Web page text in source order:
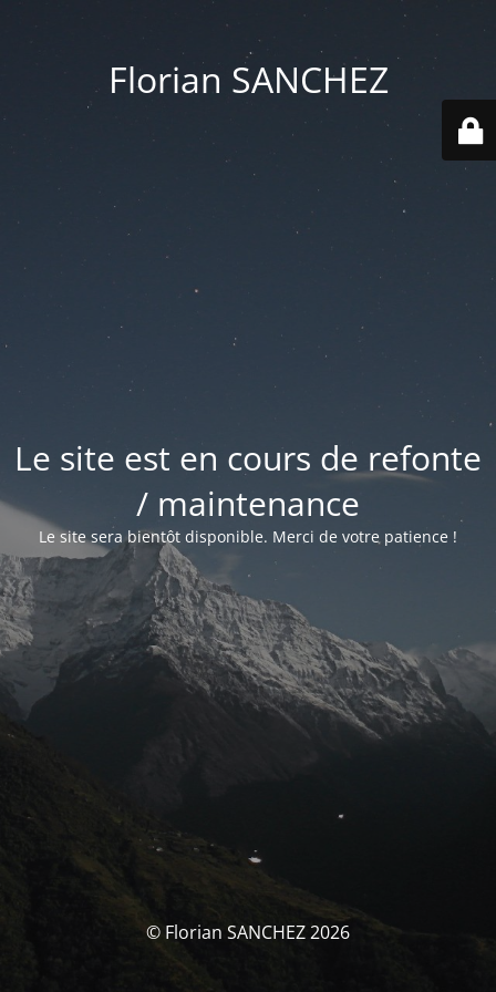
Florian SANCHEZ
Le site est en cours de refonte
/ maintenance
Le site sera bientôt disponible. Merci de votre patience !
© Florian SANCHEZ 2026